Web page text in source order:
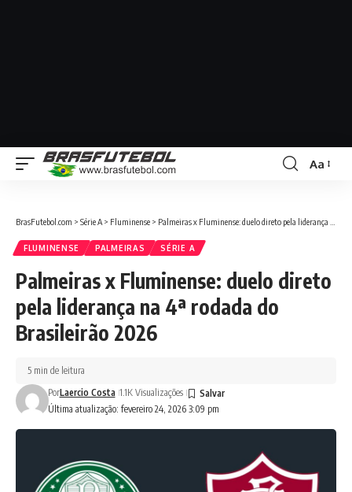
Aa
BrasFutebol.com > Série A > Fluminense > Palmeiras x Fluminense: duelo direto pela liderança na 4ª rodada do Brasileirão 2026
FLUMINENSE PALMEIRAS SÉRIE A
Palmeiras x Fluminense: duelo direto
pela liderança na 4ª rodada do
Brasileirão 2026
Última atualização: fevereiro 24, 2026 3:09 pm
PorLaercio Costa 1.1K Visualizações
5 min de leitura